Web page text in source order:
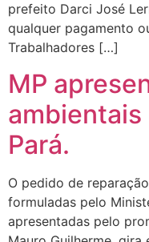
prefeito Darci José
qualquer pagamento
Trabalhadores […]
MP
Pará.
O pedido de
formuladas pelo
apresentadas pelo